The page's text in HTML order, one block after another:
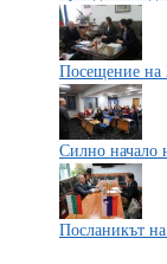
Посещение на
Силно начало
Посланикът